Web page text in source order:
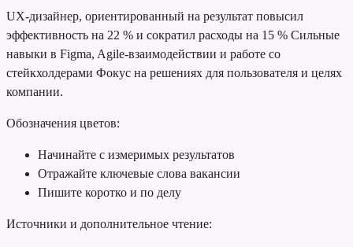
UX-дизайнер, ориентированный на результат повысил
эффективность на 22 % и сократил расходы на 15 % Сильные
навыки в Figma, Agile-взаимодействии и работе со
стейкхолдерами Фокус на решениях для пользователя и целях
компании.
Обозначения цветов:
Начинайте с измеримых результатов
Отражайте ключевые слова вакансии
Пишите коротко и по делу
Источники и дополнительное чтение: